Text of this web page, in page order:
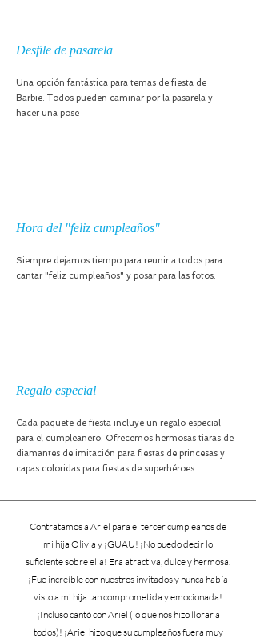
Desfile de pasarela
Una opción fantástica para temas de fiesta de
Barbie. Todos pueden caminar por la pasarela y
hacer una pose
Hora del "feliz cumpleaños"
Siempre dejamos tiempo para reunir a todos para
cantar "feliz cumpleaños" y posar para las fotos.
Regalo especial
Cada paquete de fiesta incluye un regalo especial
para el cumpleañero. Ofrecemos hermosas tiaras de
diamantes de imitación para fiestas de princesas y
capas coloridas para fiestas de superhéroes.
Contratamos a Ariel para el tercer cumpleaños de
mi hija Olivia y ¡GUAU! ¡No puedo decir lo
suficiente sobre ella! Era atractiva, dulce y hermosa.
¡Fue increíble con nuestros invitados y nunca había
visto a mi hija tan comprometida y emocionada!
¡Incluso cantó con Ariel (lo que nos hizo llorar a
todos)! ¡Ariel hizo que su cumpleaños fuera muy